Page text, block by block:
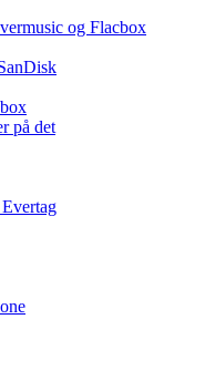
og Flacbox
på det